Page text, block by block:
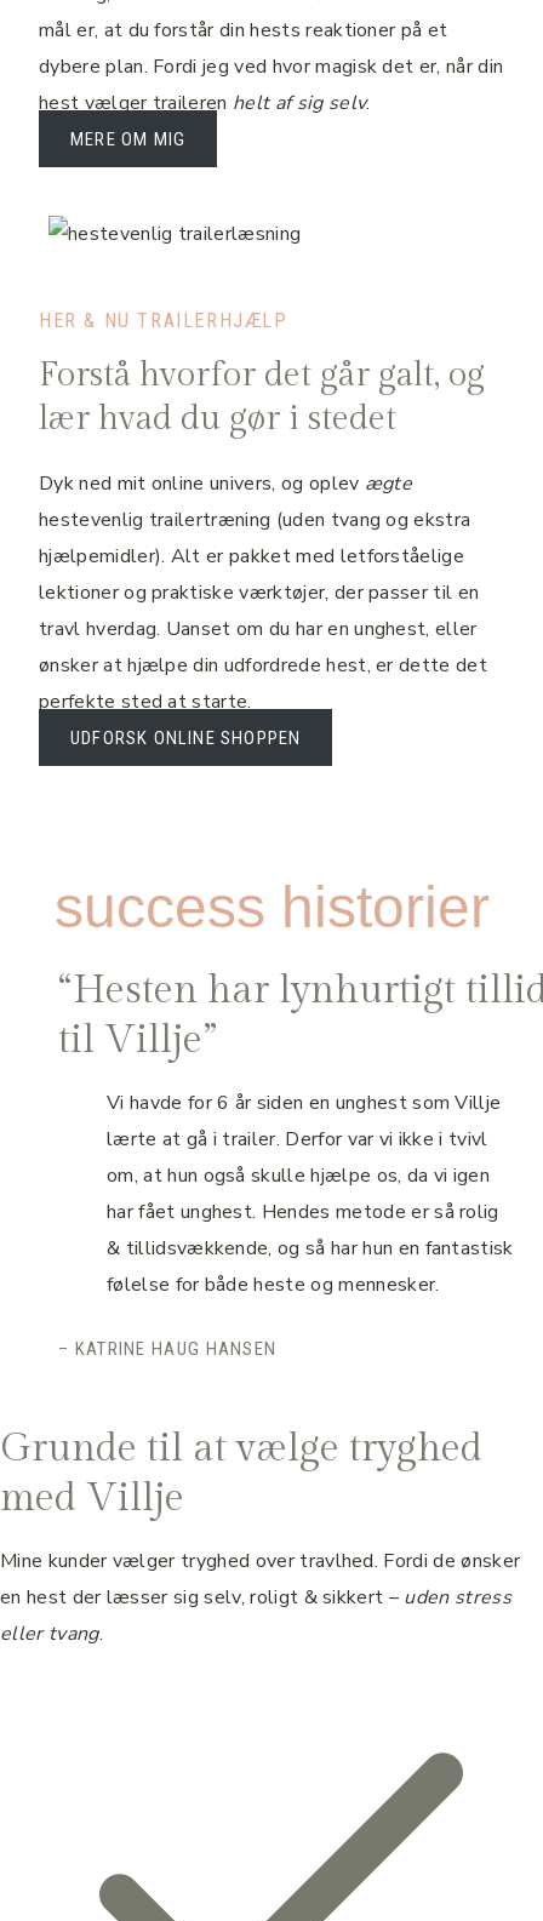
mål er, at du forstår din hests reaktioner på et
dybere plan. Fordi jeg ved hvor magisk det er, når din
hest vælger traileren helt af sig selv.
MERE OM MIG
HER & NU TRAILERHJÆLP
Forstå hvorfor det går galt, og
lær hvad du gør i stedet
Dyk ned mit online univers, og oplev ægte
hestevenlig trailertræning (uden tvang og ekstra
hjælpemidler). Alt er pakket med letforståelige
lektioner og praktiske værktøjer, der passer til en
travl hverdag. Uanset om du har en unghest, eller
ønsker at hjælpe din udfordrede hest, er dette det
perfekte sted at starte.
UDFORSK ONLINE SHOPPEN
success historier
“Hesten har lynhurtigt
til Villje”
Vi havde for 6 år siden en unghest som Villje
lærte at gå i trailer. Derfor var vi ikke i tvivl
om, at hun også skulle hjælpe os, da vi igen
har fået unghest. Hendes metode er så rolig
& tillidsvækkende, og så har hun en fantastisk
følelse for både heste og mennesker.
– KATRINE HAUG HANSEN
Grunde til at vælge tryghed
med Villje
Mine kunder vælger tryghed over travlhed. Fordi de ønsker
en hest der læsser sig selv, roligt & sikkert – uden stress
eller tvang.